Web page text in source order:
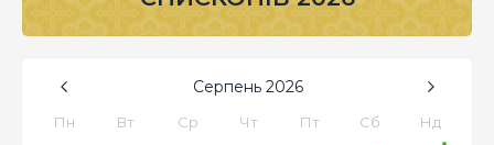
Серпень 2026
Пн Вт Ср Чт Пт Сб Нд